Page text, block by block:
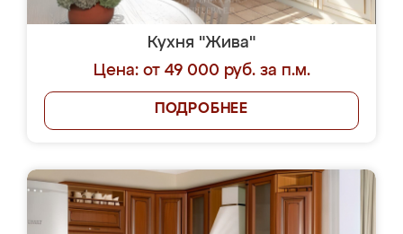
Кухня "Жива"
Цена: от 49 000 руб. за п.м.
ПОДРОБНЕЕ